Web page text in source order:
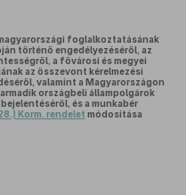
foglalkoztatásának
történő engedélyezéséről, az
a fővárosi és megyei
az összevont kérelmezési
valamint a Magyarországon
országbeli állampolgárok
és a munkabér
Korm. rendelet módosítása